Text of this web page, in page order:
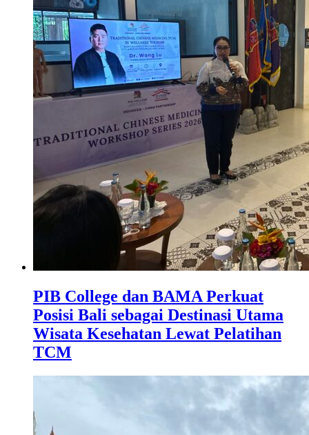
PIB College dan BAMA Perkuat
Posisi Bali sebagai Destinasi Utama
Wisata Kesehatan Lewat Pelatihan
TCM